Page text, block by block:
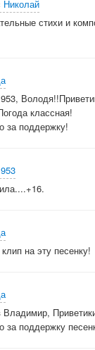
стихи и
классная!
за поддержку!
на эту песенку!
за поддержку